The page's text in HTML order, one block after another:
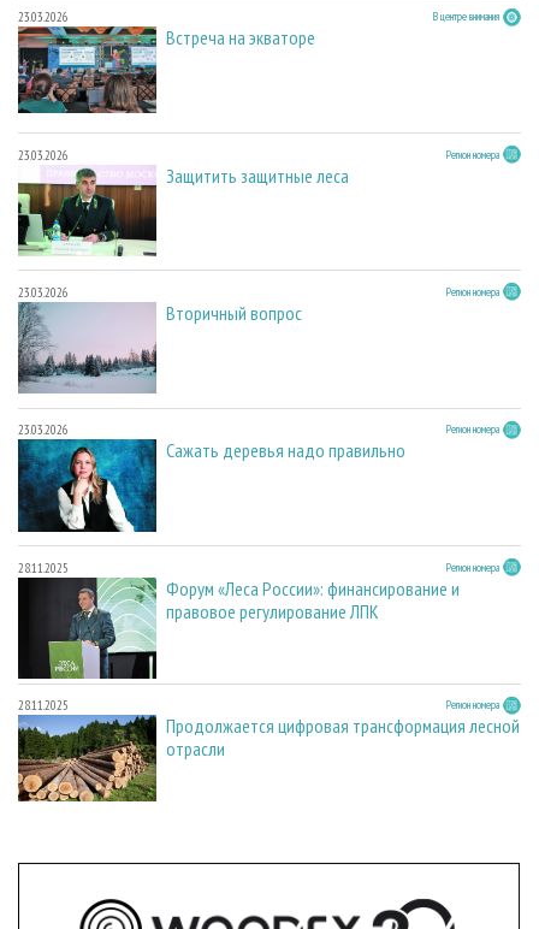
23.03.2026 В центре внимания
Встреча на экваторе
23.03.2026 Регион номера
Защитить защитные леса
23.03.2026 Регион номера
Вторичный вопрос
23.03.2026 Регион номера
Сажать деревья надо правильно
28.11.2025 Регион номера
Форум «Леса России»: финансирование и
правовое регулирование ЛПК
28.11.2025 Регион номера
Продолжается цифровая трансформация лесной
отрасли